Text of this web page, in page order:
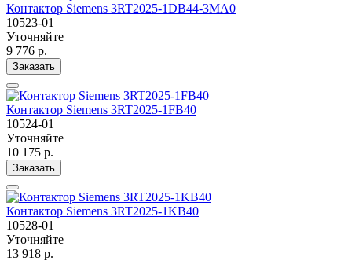
Контактор Siemens 3RT2025-1DB44-3MA0
10523-01
Уточняйте
9 776 р.
Заказать
Контактор Siemens 3RT2025-1FB40
10524-01
Уточняйте
10 175 р.
Заказать
Контактор Siemens 3RT2025-1KB40
10528-01
Уточняйте
13 918 р.